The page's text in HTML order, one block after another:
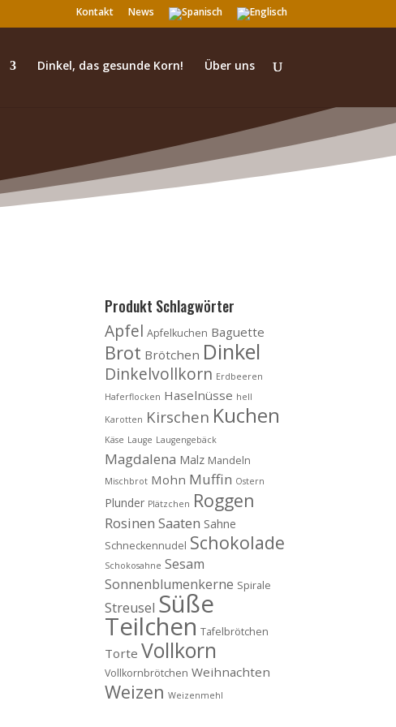
Kontakt News
Dinkel, das gesunde Korn! Über uns
Produkt Schlagwörter
Apfel Apfelkuchen Baguette
Brot Brötchen Dinkel
Dinkelvollkorn Erdbeeren
Haferflocken Haselnüsse hell
Karotten Kirschen Kuchen
Käse Lauge Laugengebäck
Magdalena Malz Mandeln
Mischbrot Mohn Muffin Ostern
Plunder Plätzchen Roggen
Rosinen Saaten Sahne
Schneckennudel Schokolade
Schokosahne Sesam
Sonnenblumenkerne Spirale
Streusel Süße
Teilchen Tafelbrötchen
Torte Vollkorn
Vollkornbrötchen Weihnachten
Weizen Weizenmehl